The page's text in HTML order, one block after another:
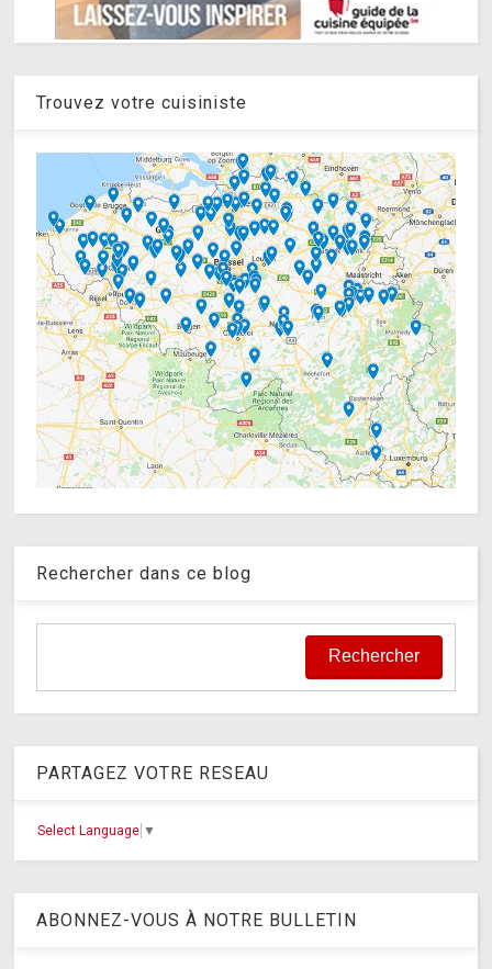
Trouvez votre cuisiniste
Rechercher dans ce blog
PARTAGEZ VOTRE RESEAU
Select Language ▼
ABONNEZ-VOUS À NOTRE BULLETIN